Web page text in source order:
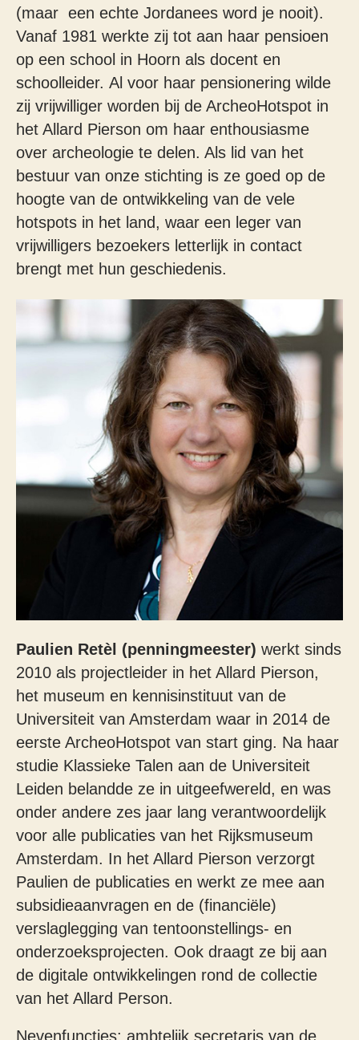
(maar een echte Jordanees word je nooit).
Vanaf 1981 werkte zij tot aan haar pensioen
op een school in Hoorn als docent en
schoolleider. Al voor haar pensionering wilde
zij vrijwilliger worden bij de ArcheoHotspot in
het Allard Pierson om haar enthousiasme
over archeologie te delen. Als lid van het
bestuur van onze stichting is ze goed op de
hoogte van de ontwikkeling van de vele
hotspots in het land, waar een leger van
vrijwilligers bezoekers letterlijk in contact
brengt met hun geschiedenis.
Paulien Retèl (penningmeester) werkt sinds
2010 als projectleider in het Allard Pierson,
het museum en kennisinstituut van de
Universiteit van Amsterdam waar in 2014 de
eerste ArcheoHotspot van start ging. Na haar
studie Klassieke Talen aan de Universiteit
Leiden belandde ze in uitgeefwereld, en was
onder andere zes jaar lang verantwoordelijk
voor alle publicaties van het Rijksmuseum
Amsterdam. In het Allard Pierson verzorgt
Paulien de publicaties en werkt ze mee aan
subsidieaanvragen en de (financiële)
verslaglegging van tentoonstellings- en
onderzoeksprojecten. Ook draagt ze bij aan
de digitale ontwikkelingen rond de collectie
van het Allard Person.
Nevenfuncties: ambtelijk secretaris van de